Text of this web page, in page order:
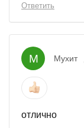
Ответить
М Мухит
отлично